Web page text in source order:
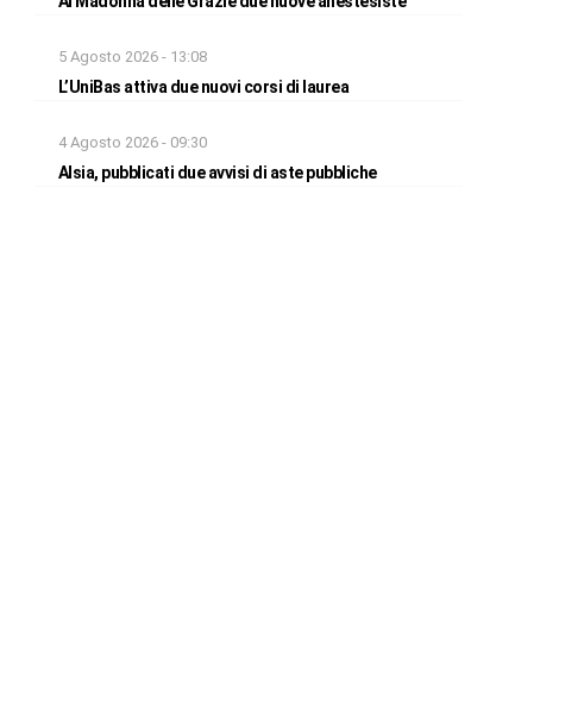
5 Agosto 2026 - 13:08
L’UniBas attiva due nuovi corsi di laurea
4 Agosto 2026 - 09:30
Alsia, pubblicati due avvisi di aste pubbliche